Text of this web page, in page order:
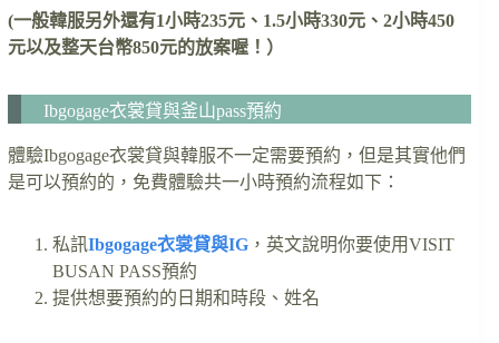
(一般韓服另外還有1小時235元、1.5小時330元、2小時450
元以及整天台幣850元的放案喔！）
Ibgogage衣裳貸與釜山pass預約
體驗Ibgogage衣裳貸與韓服不一定需要預約，但是其實他們
是可以預約的，免費體驗共一小時預約流程如下：
私訊Ibgogage衣裳貸與IG ，英文說明你要使用VISIT
BUSAN PASS預約
提供想要預約的日期和時段、姓名